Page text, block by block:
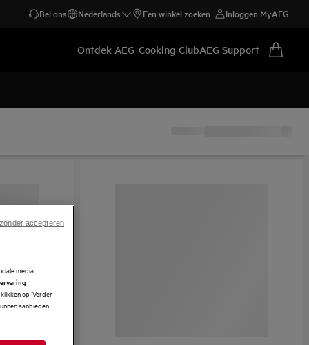
Bel ons Nederlands Een winkel zoeken Inloggen MyAEG
Ontdek AEG Cooking ClubAEG Support
media,
op ‘Verder
aanbieden.
accepteren